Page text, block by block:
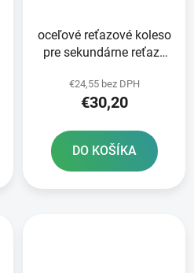
oceľové reťazové koleso
pre sekundárne reťaze
zubov
€24,55 bez DPH
€30,20
DO KOŠÍKA